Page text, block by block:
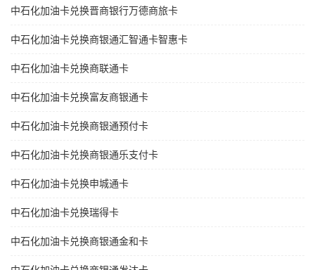
中石化加油卡兑换晋商银行万德商旅卡
中石化加油卡兑换商银通汇智通卡智惠卡
中石化加油卡兑换商联通卡
中石化加油卡兑换富友商银通卡
中石化加油卡兑换商银通预付卡
中石化加油卡兑换商银通乐支付卡
中石化加油卡兑换申城通卡
中石化加油卡兑换瑞得卡
中石化加油卡兑换商银通金和卡